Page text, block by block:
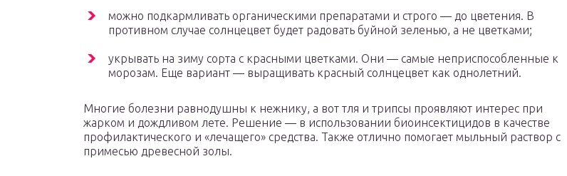
можно подкармливать органическими препаратами и строго — до цветения. В
противном случае солнцецвет будет радовать буйной зеленью, а не цветками;
укрывать на зиму сорта с красными цветками. Они — самые неприспособленные к
морозам. Еще вариант — выращивать красный солнцецвет как однолетний.
Многие болезни равнодушны к нежнику, а вот тля и трипсы проявляют интерес при
жарком и дождливом лете. Решение — в использовании биоинсектицидов в качестве
профилактического и «лечащего» средства. Также отлично помогает мыльный раствор с
примесью древесной золы.